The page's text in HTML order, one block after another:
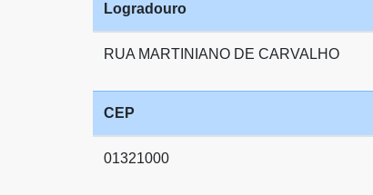
Logradouro
RUA MARTINIANO DE CARVALHO
CEP
01321000